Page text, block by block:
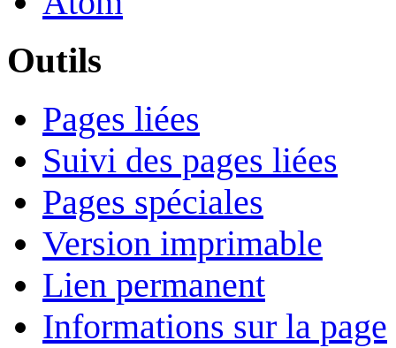
Outils
Pages liées
Suivi des pages liées
Pages spéciales
Version imprimable
Lien permanent
Informations sur la page